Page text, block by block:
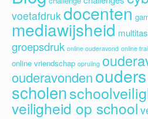
voetafdruk docenten
mediawijsheid
groepsdruk online ouderavond online
online vriendschap opruiing
ouderavondenouders
scholen
veiligheid op school